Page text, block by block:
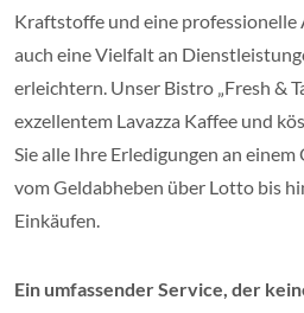
Kraftstoffe und eine professionelle
auch eine Vielfalt an
erleichtern. Unser Bistro „Fresh &
exzellentem Lavazza Kaffee und
Sie alle Ihre Erledigungen an
vom Geldabheben über Lotto bis
Einkäufen.
Ein umfassender Service, der